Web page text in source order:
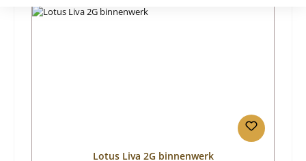
Lotus Liva 2G binnenwerk